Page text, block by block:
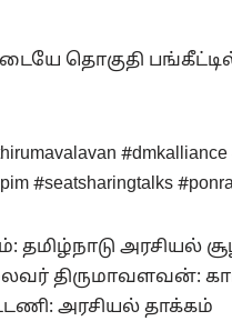
தொகுதி
#seatsharingtalks
தமிழ்நாடு அரசியல்
திருமாவளவன்:
அரசியல் தாக்கம்